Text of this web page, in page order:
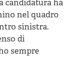
candidatura ha
nel quadro
sinistra.
di
sempre